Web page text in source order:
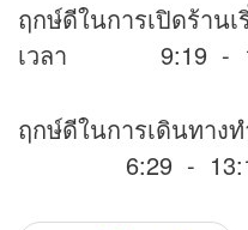
ฤกษ์ดีในการเปิดร้าน
เวลา 9:19 -
ฤกษ์ดีในการเดินทาง
6:29 -